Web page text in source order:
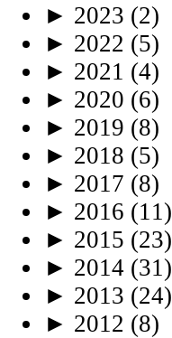
► 2023 (2)
► 2022 (5)
► 2021 (4)
► 2020 (6)
► 2019 (8)
► 2018 (5)
► 2017 (8)
► 2016 (11)
► 2015 (23)
► 2014 (31)
► 2013 (24)
► 2012 (8)